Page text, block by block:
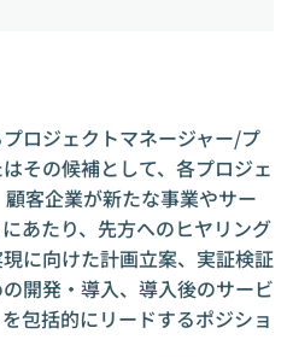
ロジェクトマネージャー/プ
その候補として、各プロジェ
客企業が新たな事業やサー
あたり、先方へのヒヤリング
に向けた計画立案、実証検証
開発・導入、導入後のサービ
包括的にリードするポジショ